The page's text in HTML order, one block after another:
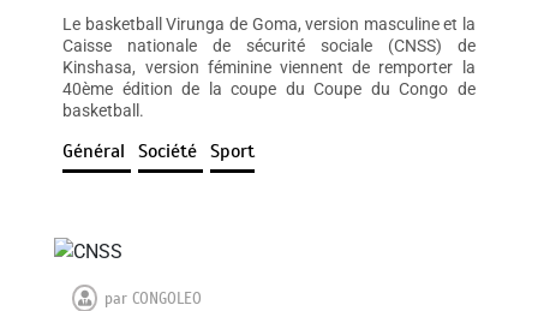
Le basketball Virunga de Goma, version masculine et la
Caisse nationale de sécurité sociale (CNSS) de
Kinshasa, version féminine viennent de remporter la
40ème édition de la coupe du Coupe du Congo de
basketball.
Général Société Sport
parCONGOLEO